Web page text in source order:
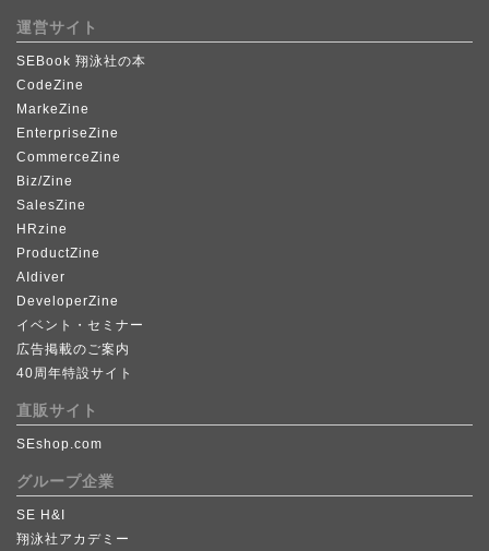
運営サイト
SEBook 翔泳社の本
CodeZine
MarkeZine
EnterpriseZine
CommerceZine
Biz/Zine
SalesZine
HRzine
ProductZine
AIdiver
DeveloperZine
イベント・セミナー
広告掲載のご案内
40周年特設サイト
直販サイト
SEshop.com
グループ企業
SE H&I
翔泳社アカデミー